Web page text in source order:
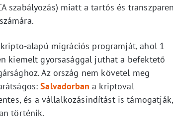
szabályozás) miatt a tartós és
alapú migrációs programját, ahol 1
kiemelt gyorsasággal juthat a befektető
Az ország nem követel meg
Salvadorban a kriptoval
és a vállalkozásindítást is támogatják,
történik.